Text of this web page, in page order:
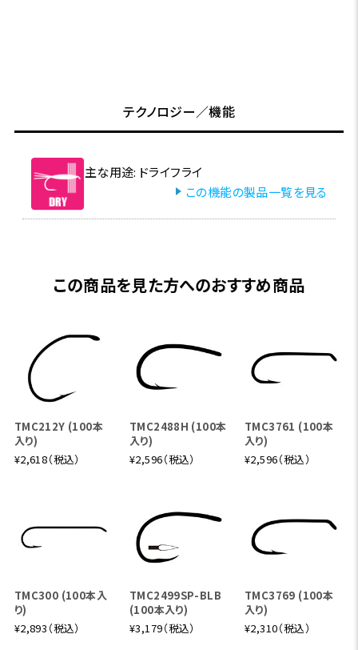
テクノロジー／機能
主な用途: ドライフライ
この機能の製品一覧を見る
この商品を見た方へのおすすめ商品
TMC212Y (100本
入り)
¥2,618（税込）
TMC2488H (100本
入り)
¥2,596（税込）
TMC3761 (100本
入り)
¥2,596（税込）
TMC300 (100本入
り)
¥2,893（税込）
TMC2499SP-BLB
(100本入り)
¥3,179（税込）
TMC3769 (100本
入り)
¥2,310（税込）